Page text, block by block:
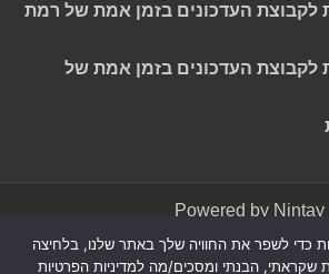
לקבוצת העדכונים בזמן אמת של רמת
לקבוצת העדכונים בזמן אמת של
Powered by Nintay
הצהרת נגישות
כדי לשפר את החוויה שלך באתר שלנו, בלחיצה
הבנתי ומסכים/מה למדיניות הפרטיות